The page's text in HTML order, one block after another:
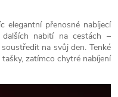
elegantní přenosné nabíjecí
nabití na cestách –
na svůj den. Tenké
zatímco chytré nabíjení